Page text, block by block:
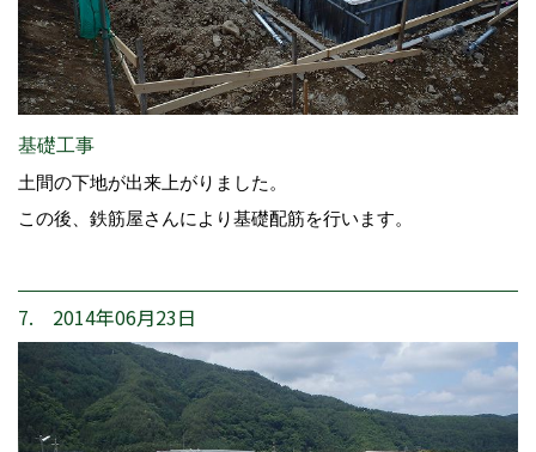
基礎工事
土間の下地が出来上がりました。
この後、鉄筋屋さんにより基礎配筋を行います。
7. 2014年06月23日